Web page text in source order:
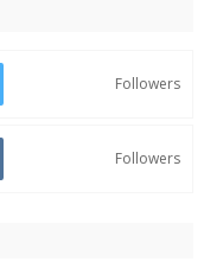
Followers
Followers